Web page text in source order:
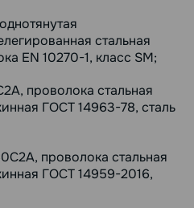
стальная
EN 10270-1, класс SM;
проволока стальная
ГОСТ 14963-78, сталь
проволока стальная
ГОСТ 14959-2016,